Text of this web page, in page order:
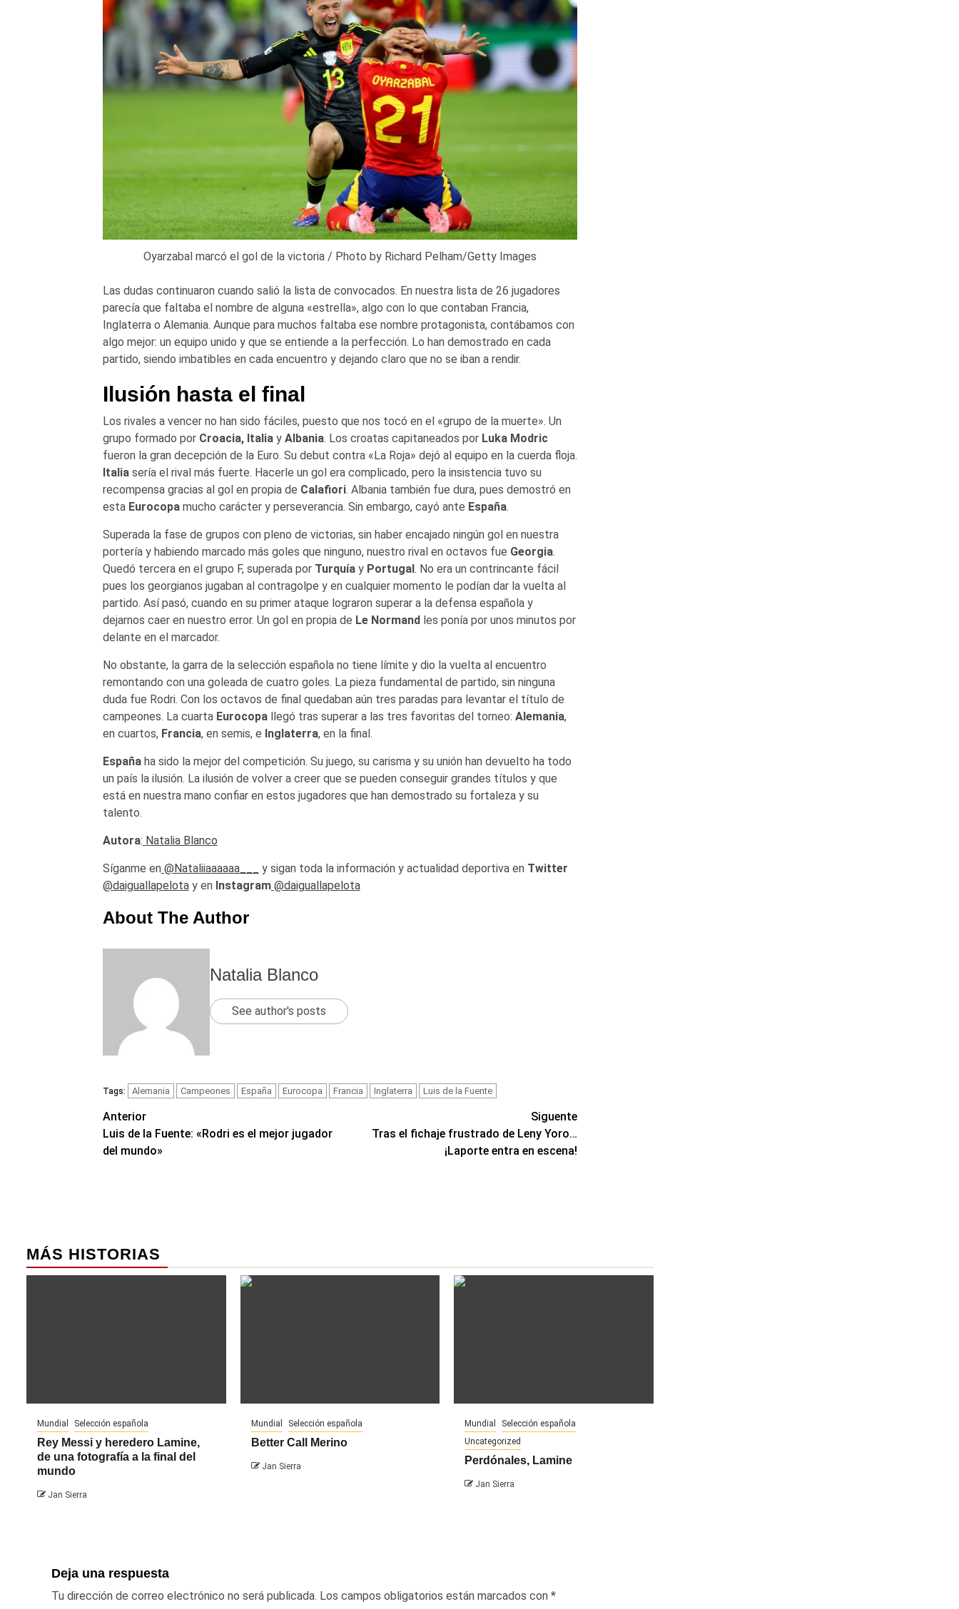
Oyarzabal marcó el gol de la victoria / Photo by Richard Pelham/Getty Images
Las dudas continuaron cuando salió la lista de convocados. En nuestra lista de 26 jugadores
parecía que faltaba el nombre de alguna «estrella», algo con lo que contaban Francia,
Inglaterra o Alemania. Aunque para muchos faltaba ese nombre protagonista, contábamos con
algo mejor: un equipo unido y que se entiende a la perfección. Lo han demostrado en cada
partido, siendo imbatibles en cada encuentro y dejando claro que no se iban a rendir.
Ilusión hasta el final
Los rivales a vencer no han sido fáciles, puesto que nos tocó en el «grupo de la muerte». Un
grupo formado por Croacia, Italia yAlbania. Los croatas capitaneados por Luka Modric
fueron la gran decepción de la Euro. Su debut contra «La Roja» dejó al equipo en la cuerda floja.
Italiasería el rival más fuerte. Hacerle un gol era complicado, pero la insistencia tuvo su
recompensa gracias al gol en propia de Calafiori. Albania también fue dura, pues demostró en
esta Eurocopamucho carácter y perseverancia. Sin embargo, cayó ante España.
Superada la fase de grupos con pleno de victorias, sin haber encajado ningún gol en nuestra
portería y habiendo marcado más goles que ninguno, nuestro rival en octavos fue Georgia.
Quedó tercera en el grupo F, superada por Turquíay Portugal . No era un contrincante fácil
pues los georgianos jugaban al contragolpe y en cualquier momento le podían dar la vuelta al
partido. Así pasó, cuando en su primer ataque lograron superar a la defensa española y
dejarnos caer en nuestro error. Un gol en propia de Le Normand les ponía por unos minutos por
delante en el marcador.
No obstante, la garra de la selección española no tiene límite y dio la vuelta al encuentro
remontando con una goleada de cuatro goles. La pieza fundamental de partido, sin ninguna
duda fue Rodri. Con los octavos de final quedaban aún tres paradas para levantar el título de
campeones. La cuarta Eurocopallegó tras superar a las tres favoritas del torneo: Alemania,
en cuartos, Francia, en semis, e Inglaterra, en la final.
Españaha sido la mejor del competición. Su juego, su carisma y su unión han devuelto ha todo
un país la ilusión. La ilusión de volver a creer que se pueden conseguir grandes títulos y que
está en nuestra mano confiar en estos jugadores que han demostrado su fortaleza y su
talento.
Autora: Natalia Blanco
Síganme en @Nataliiaaaaaa___ y sigan toda la información y actualidad deportiva en Twitter
@daiguallapelotay en Instagram@daiguallapelota
About The Author
Natalia Blanco
See author's posts
Tags: Alemania Campeones España Eurocopa Francia Inglaterra Luis de la Fuente
Navegación
de
Anterior
Luis de la Fuente: «Rodri es el mejor jugador
del mundo»
Siguente
Tras el fichaje frustrado de Leny Yoro…
¡Laporte entra en escena!
MÁS HISTORIAS
Mundial Selección española
Rey Messi y heredero Lamine,
de una fotografía a la final del
mundo
Jan Sierra
Mundial Selección española
Better Call Merino
Jan Sierra
Mundial
Selección española
Uncategorized
Perdónales, Lamine
Jan Sierra
Deja una respuesta
Tu dirección de correo electrónico no será publicada. Los campos obligatorios están marcados con *